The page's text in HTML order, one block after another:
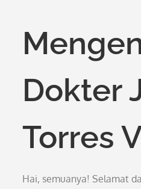
Dokter
Torres
Hai, semuanya! Selamat